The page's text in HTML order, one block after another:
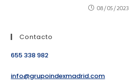
08/05/2023
Contacto
655 338 982
info@grupoindexmadrid.com